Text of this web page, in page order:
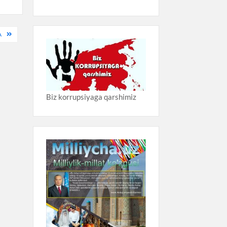
Biz korrupsiyaga qarshimiz